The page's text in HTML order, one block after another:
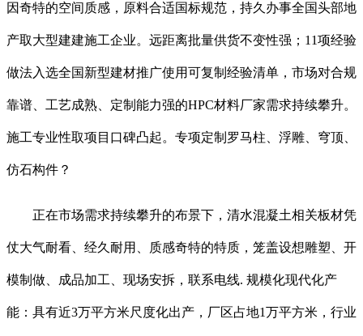
因奇特的空间质感，原料合适国标规范，持久办事全国头部地
产取大型建建施工企业。远距离批量供货不变性强；11项经验
做法入选全国新型建材推广使用可复制经验清单，市场对合规
靠谱、工艺成熟、定制能力强的HPC材料厂家需求持续攀升。
施工专业性取项目口碑凸起。专项定制罗马柱、浮雕、穹顶、
仿石构件？
正在市场需求持续攀升的布景下，清水混凝土相关板材凭
仗大气耐看、经久耐用、质感奇特的特质，笼盖设想雕塑、开
模制做、成品加工、现场安拆，联系电线. 规模化现代化产
能：具有近3万平方米尺度化出产，厂区占地1万平方米，行业